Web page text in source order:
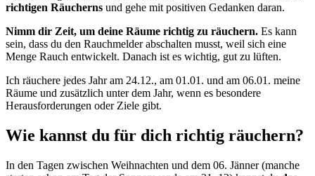
richtigen Räucherns und gehe mit positiven Gedanken daran.
Nimm dir Zeit, um deine Räume richtig zu räuchern. Es kann
sein, dass du den Rauchmelder abschalten musst, weil sich eine
Menge Rauch entwickelt. Danach ist es wichtig, gut zu lüften.
Ich räuchere jedes Jahr am 24.12., am 01.01. und am 06.01. meine
Räume und zusätzlich unter dem Jahr, wenn es besondere
Herausforderungen oder Ziele gibt.
Wie kannst du für dich richtig räuchern?
In den Tagen zwischen Weihnachten und dem 06. Jänner (manche